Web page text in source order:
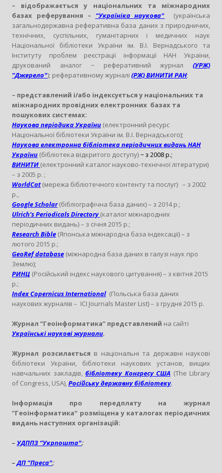
– відображається у національних та міжнародних
базах реферування – “Україніка науковаˮ (українська
загальнодержавна реферативна база даних з природничих,
технічних, суспільних, гуманітарних і медичних наук
Національної бібліотеки України ім. В.І. Вернадського та
Інституту проблем реєстрації інформації НАН України,
друкований аналог − реферативний журнал (УРЖ)
“Джерелоˮ); реферативному журналі (РЖ) ВИНИТИ РАН;
– представлений і/або індексується у національних та
міжнародних провідних електронних базах та
пошукових системах:
Наукова періодика України (електронний ресурс
Національної бібліотеки України ім. В.І. Вернадського);
Наукова електронна бібліотека періодичних видань НАН
України (бібліотека відкритого доступу) − з 2008 р.;
ВИНИТИ (електронний каталог науково-технічної літератури)
– з 2005 р. ;
WorldCat(мережа бібліотечного контенту та послуг) – з 2002
р.,
Google Scholar(бібліографічна база даних) – з 2014 р.;
Ulrich’s Periodicals Directory (каталог міжнародних
періодичних видань) – з січня 2015 р.;
Research Bible (Японська міжнародна база індексації) – з
лютого 2015 р.;
GeoRef database (міжнародна база даних в галузі наук про
Землю);
РИНЦ (Російський індекс наукового цитування) – з квітня 2015
р.;
Index Copernicus International (Польська база даних
наукових журналів – ICI Journals Master List) – з грудня 2015 р.
Журнал “Геоінформатика” представлений на сайті
Українські наукові журнали.
Журнал розсилається в національні та державні наукові
бібліотеки України, бібліотеки наукових установ, вищих
навчальних закладів, бібліотеку Конгресу США (The Library
of Congress, USA),Російську державну бібліотеку.
Інформація про передплату на журнал
“Геоінформатикаˮ розміщена у каталогах періодичних
видань наступних організацій:
– УДППЗ “Укрпоштаˮ;
– ДП “Пресаˮ;